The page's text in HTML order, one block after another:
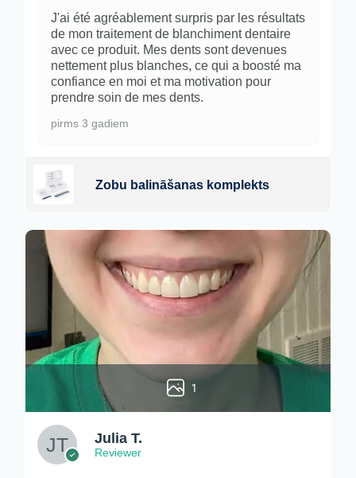
J'ai été agréablement surpris par les résultats
de mon traitement de blanchiment dentaire
avec ce produit. Mes dents sont devenues
nettement plus blanches, ce qui a boosté ma
confiance en moi et ma motivation pour
prendre soin de mes dents.
pirms 3 gadiem
Zobu balināšanas komplekts
1
Julia T.
Reviewer